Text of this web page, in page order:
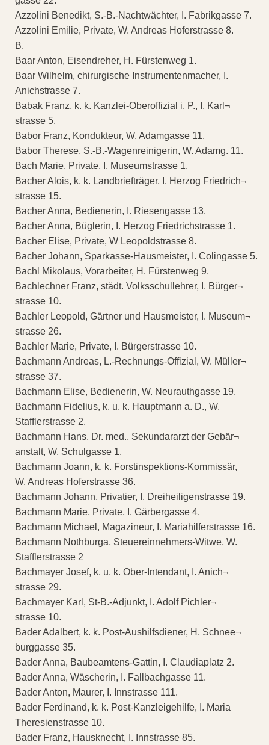
Azzolini Benedikt, S.-B.-Nachtwächter, I. Fabrikgasse 7.
Azzolini Emilie, Private, W. Andreas Hoferstrasse 8.
B.
Baar Anton, Eisendreher, H. Fürstenweg 1.
Baar Wilhelm, chirurgische Instrumentenmacher, I.
Anichstrasse 7.
Babak Franz, k. k. Kanzlei-Oberoffizial i. P., I. Karl¬
strasse 5.
Babor Franz, Kondukteur, W. Adamgasse 11.
Babor Therese, S.-B.-Wagenreinigerin, W. Adamg. 11.
Bach Marie, Private, I. Museumstrasse 1.
Bacher Alois, k. k. Landbriefträger, I. Herzog Friedrich¬
strasse 15.
Bacher Anna, Bedienerin, I. Riesengasse 13.
Bacher Anna, Büglerin, I. Herzog Friedrichstrasse 1.
Bacher Elise, Private, W Leopoldstrasse 8.
Bacher Johann, Sparkasse-Hausmeister, I. Colingasse 5.
Bachl Mikolaus, Vorarbeiter, H. Fürstenweg 9.
Bachlechner Franz, städt. Volksschullehrer, I. Bürger¬
strasse 10.
Bachler Leopold, Gärtner und Hausmeister, I. Museum¬
strasse 26.
Bachler Marie, Private, I. Bürgerstrasse 10.
Bachmann Andreas, L.-Rechnungs-Offizial, W. Müller¬
strasse 37.
Bachmann Elise, Bedienerin, W. Neurauthgasse 19.
Bachmann Fidelius, k. u. k. Hauptmann a. D., W.
Stafflerstrasse 2.
Bachmann Hans, Dr. med., Sekundararzt der Gebär¬
anstalt, W. Schulgasse 1.
Bachmann Joann, k. k. Forstinspektions-Kommissär,
W. Andreas Hoferstrasse 36.
Bachmann Johann, Privatier, I. Dreiheiligenstrasse 19.
Bachmann Marie, Private, I. Gärbergasse 4.
Bachmann Michael, Magazineur, I. Mariahilferstrasse 16.
Bachmann Nothburga, Steuereinnehmers-Witwe, W.
Stafflerstrasse 2
Bachmayer Josef, k. u. k. Ober-Intendant, I. Anich¬
strasse 29.
Bachmayer Karl, St-B.-Adjunkt, I. Adolf Pichler¬
strasse 10.
Bader Adalbert, k. k. Post-Aushilfsdiener, H. Schnee¬
burggasse 35.
Bader Anna, Baubeamtens-Gattin, I. Claudiaplatz 2.
Bader Anna, Wäscherin, I. Fallbachgasse 11.
Bader Anton, Maurer, I. Innstrasse 111.
Bader Ferdinand, k. k. Post-Kanzleigehilfe, I. Maria
Theresienstrasse 10.
Bader Franz, Hausknecht, I. Innstrasse 85.